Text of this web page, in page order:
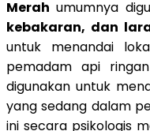
Merah umumnya
kebakaran, dan
untuk menandai
pemadam api
digunakan untuk
yang sedang dalam
ini secara psikologis